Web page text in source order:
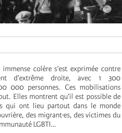
colère s’est exprimée contre
d’extrême droite, avec 1 300
000 personnes. Ces mobilisations
Elles montrent qu’il est possible de
qui ont lieu partout dans le monde
des migrant·es, des victimes du
LGBTI…